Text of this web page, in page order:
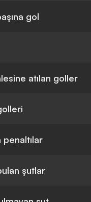
gol
atılan goller
penaltılar
şutlar